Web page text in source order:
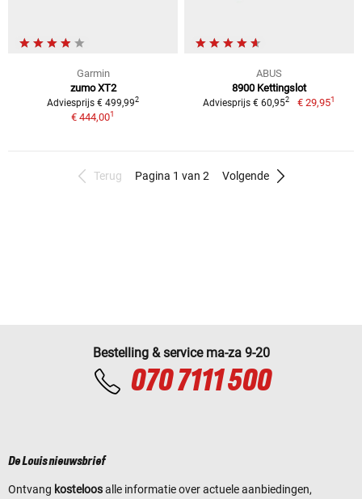
Garmin
zumo XT2
Adviesprijs € 499,992
€ 444,001
ABUS
8900 Kettingslot
Adviesprijs € 60,952 € 29,951
Terug Pagina 1 van 2 Volgende
Bestelling & service ma-za 9-20
070 7111 500
De Louis nieuwsbrief
Ontvang kosteloosalle informatie over actuele aanbiedingen,